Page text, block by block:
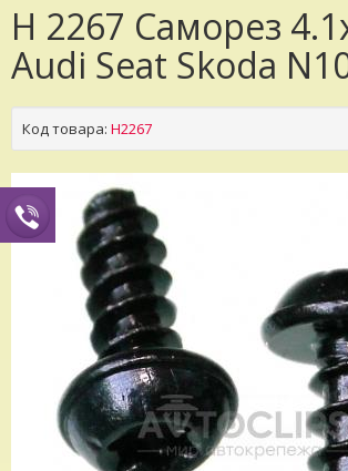
H 2267 Саморез
Audi Seat Skoda
Код товара: H2267